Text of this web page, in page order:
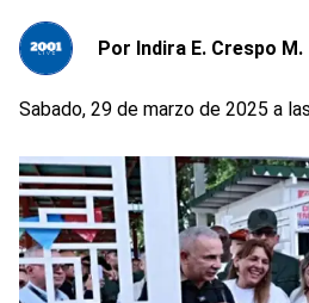
Por Indira E. Crespo M.
Sabado, 29 de marzo de 2025 a